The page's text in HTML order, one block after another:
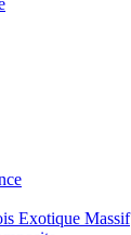
Exotique Massif